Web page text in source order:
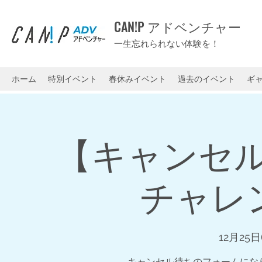
CAN!P アドベンチャー
一生忘れられない体験を！
ホーム 特別イベント 春休みイベント 過去のイベント ギ
【キャンセ
チャレ
12月25